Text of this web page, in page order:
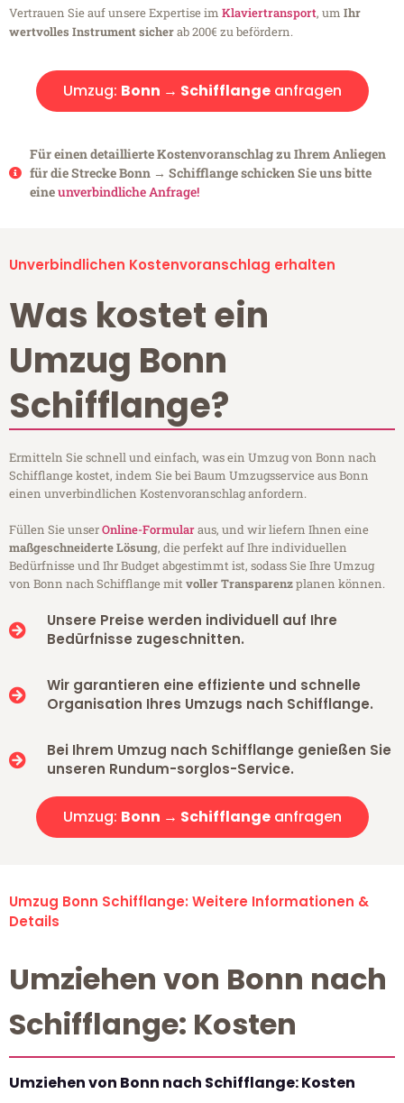
Vertrauen Sie auf unsere Expertise im Klaviertransport, um Ihr
wertvolles Instrument sicherab 200€ zu befördern.
Umzug: Bonn → Schifflangeanfragen
Für einen detaillierte Kostenvoranschlag zu Ihrem Anliegen
für die Strecke Bonn → Schifflange schicken Sie uns bitte
eineunverbindliche Anfrage!
Unverbindlichen Kostenvoranschlag erhalten
Was kostet ein
Umzug Bonn
Schifflange?
Ermitteln Sie schnell und einfach, was ein Umzug von Bonn nach
Schifflange kostet, indem Sie bei Baum Umzugsservice aus Bonn
einen unverbindlichen Kostenvoranschlag anfordern.
Füllen Sie unserOnline-Formularaus, und wir liefern Ihnen eine
maßgeschneiderte Lösung, die perfekt auf Ihre individuellen
Bedürfnisse und Ihr Budget abgestimmt ist, sodass Sie Ihre Umzug
von Bonn nach Schifflange mitvoller Transparenzplanen können.
Unsere Preise werden individuell auf Ihre
Bedürfnisse zugeschnitten.
Wir garantieren eine effiziente und schnelle
Organisation Ihres Umzugs nach Schifflange.
Bei Ihrem Umzug nach Schifflange genießen Sie
unseren Rundum-sorglos-Service.
Umzug: Bonn → Schifflangeanfragen
Umzug Bonn Schifflange: Weitere Informationen &
Details
Umziehen von Bonn nach
Schifflange: Kosten
Umziehen von Bonn nach Schifflange: Kosten